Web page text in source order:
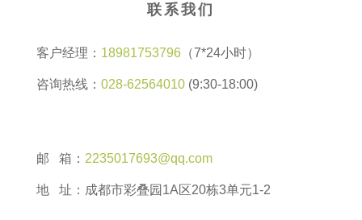
联系我们
客户经理： 18981753796（7*24小时）
咨询热线： 028-62564010(9:30-18:00)
邮 箱： 2235017693@qq.com
地 址：成都市彩叠园1A区20栋3单元1-2